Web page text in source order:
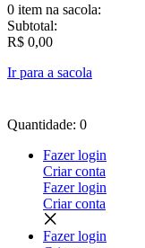
0 item na sacola:
Subtotal:
R$ 0,00
Ir para a sacola
Quantidade: 0
Fazer login
Criar conta
Fazer login
Criar conta
Fazer login